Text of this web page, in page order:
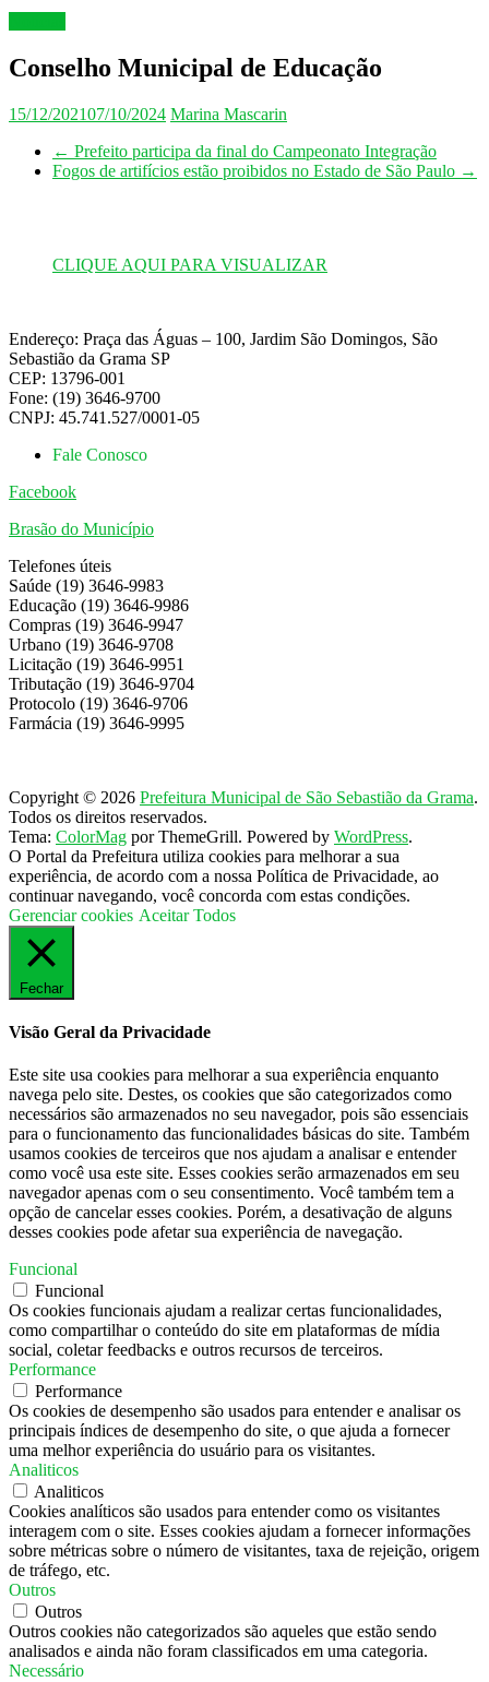
Conselho Municipal de Educação
15/12/202107/10/2024 Marina Mascarin
← Prefeito participa da final do Campeonato Integração
Fogos de artifícios estão proibidos no Estado de São Paulo →
CLIQUE AQUI PARA VISUALIZAR
Endereço: Praça das Águas – 100, Jardim São Domingos, São
Sebastião da Grama SP
CEP: 13796-001
Fone: (19) 3646-9700
CNPJ: 45.741.527/0001-05
Fale Conosco
Facebook
Brasão do Município
Telefones úteis
Saúde (19) 3646-9983
Educação (19) 3646-9986
Compras (19) 3646-9947
Urbano (19) 3646-9708
Licitação (19) 3646-9951
Tributação (19) 3646-9704
Protocolo (19) 3646-9706
Farmácia (19) 3646-9995
Copyright © 2026 Prefeitura Municipal de São Sebastião da Grama.
Todos os direitos reservados.
Tema: ColorMag por ThemeGrill. Powered by WordPress.
O Portal da Prefeitura utiliza cookies para melhorar a sua
experiência, de acordo com a nossa Política de Privacidade, ao
continuar navegando, você concorda com estas condições.
Gerenciar cookies Aceitar Todos
Fechar
Visão Geral da Privacidade
Este site usa cookies para melhorar a sua experiência enquanto
navega pelo site. Destes, os cookies que são categorizados como
necessários são armazenados no seu navegador, pois são essenciais
para o funcionamento das funcionalidades básicas do site. Também
usamos cookies de terceiros que nos ajudam a analisar e entender
como você usa este site. Esses cookies serão armazenados em seu
navegador apenas com o seu consentimento. Você também tem a
opção de cancelar esses cookies. Porém, a desativação de alguns
desses cookies pode afetar sua experiência de navegação.
Funcional
Funcional
Os cookies funcionais ajudam a realizar certas funcionalidades,
como compartilhar o conteúdo do site em plataformas de mídia
social, coletar feedbacks e outros recursos de terceiros.
Performance
Performance
Os cookies de desempenho são usados ​​para entender e analisar os
principais índices de desempenho do site, o que ajuda a fornecer
uma melhor experiência do usuário para os visitantes.
Analiticos
Analiticos
Cookies analíticos são usados ​​para entender como os visitantes
interagem com o site. Esses cookies ajudam a fornecer informações
sobre métricas sobre o número de visitantes, taxa de rejeição, origem
de tráfego, etc.
Outros
Outros
Outros cookies não categorizados são aqueles que estão sendo
analisados ​​e ainda não foram classificados em uma categoria.
Necessário